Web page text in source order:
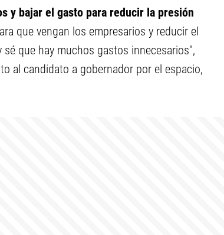
y bajar el gasto para reducir la presión
que vengan los empresarios y reducir el
que hay muchos gastos innecesarios",
al candidato a gobernador por el espacio,